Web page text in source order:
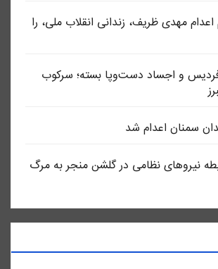
مهدی ظریف، زندانی انقلاب ملی، را
و اجساد دست‌وپا بسته؛ سرکوب
سمنان اعدام شد
نیروهای نظامی در گلشن منجر به مرگ